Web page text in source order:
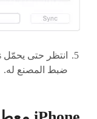
ضبط المصنع له.